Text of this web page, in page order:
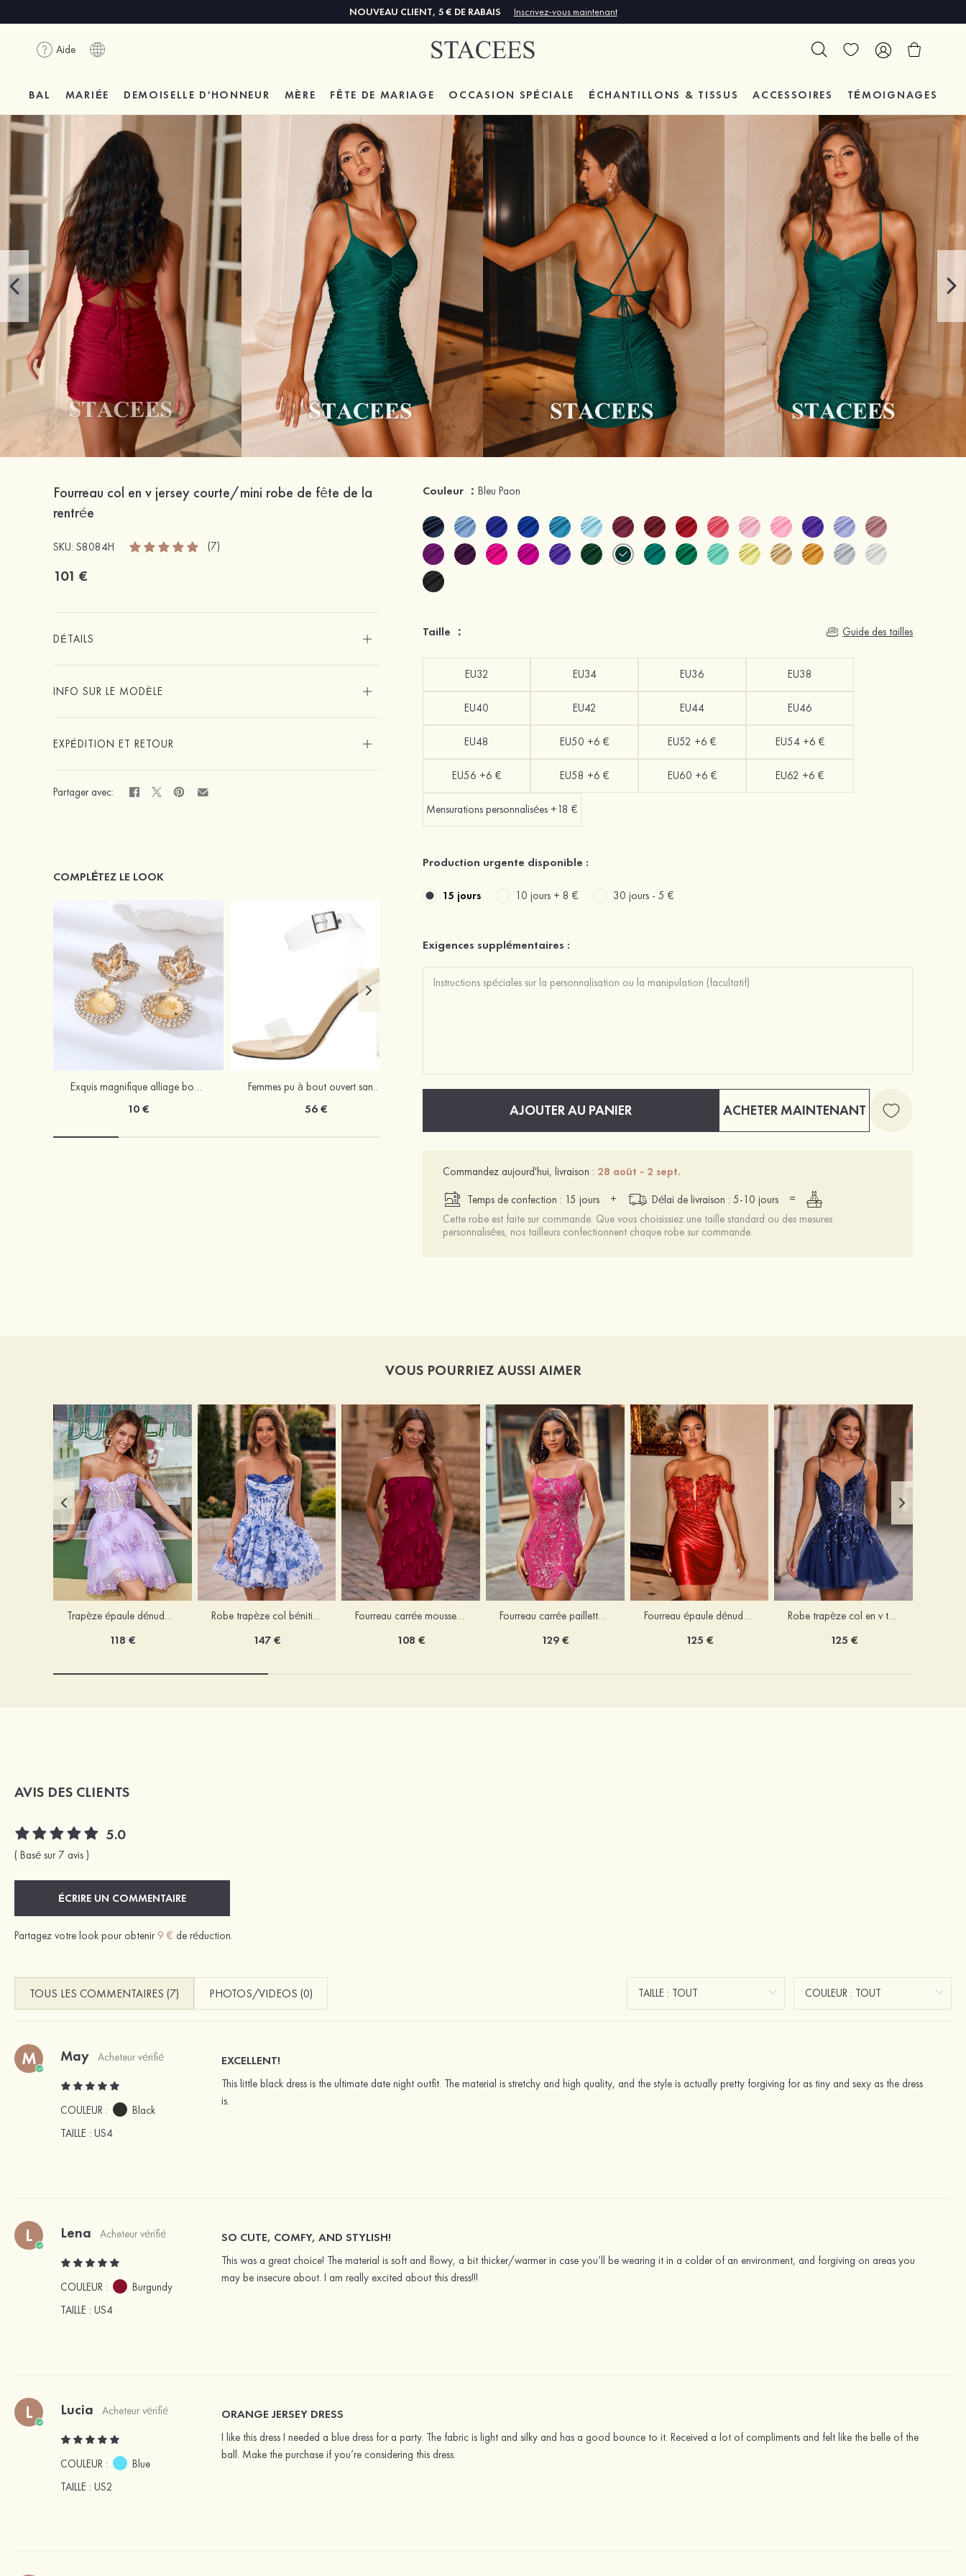
NOUVEAU CLIENT, 5 € DE RABAIS Inscrivez-vous maintenant
Aide
BAL MARIÉE DEMOISELLE D'HONNEUR MÈRE FÊTE DE MARIAGE OCCASION SPÉCIALE ÉCHANTILLONS & TISSUS ACCESSOIRES TÉMOIGNAGES
Fourreau col en v jersey courte/mini robe de fête de la
rentrée
SKU: S8084H (7)
101 €
DÉTAILS
INFO SUR LE MODÈLE
EXPÉDITION ET RETOUR
Partager avec:
COMPLÉTEZ LE LOOK
Exquis magnifique alliage boucles d'oreilles avec strass
10 €
Femmes pu à bout ouvert sandales escarpins talon bottier outdoor chaussure
56 €
Femmes pu talons peep toe sandales talon stiletto chaussures d'extérieur avec boucle Élégant unique argent s925 boucles d'oreilles avec perle
12 €
Couleur ：Bleu Paon
Taille ： Guide des tailles
EU32 EU34 EU36 EU38
EU40 EU42 EU44 EU46
EU48 EU50 +6 € EU52 +6 € EU54 +6 €
EU56 +6 € EU58 +6 € EU60 +6 € EU62 +6 €
Mensurations personnalisées +18 €
Production urgente disponible :
15 jours 10 jours + 8 € 30 jours -5 €
Exigences supplémentaires :
AJOUTER AU PANIER ACHETER MAINTENANT
Commandez aujourd'hui, livraison : 28 août - 2 sept.
Temps de confection : 15 jours
+ Délai de livraison : 5-10 jours
=
Cette robe est faite sur commande. Que vous choisissiez une taille standard ou des mesures
personnalisées, nos tailleurs confectionnent chaque robe sur commande.
VOUS POURRIEZ AUSSI AIMER
Trapèze épaule dénudée tulle courte/mini robe de fête de la rentrée avec paillettes
118 €
Robe trapèze col bénitier mousseline courte/mini robe de fête de la rentrée avec appliqué
147 €
Fourreau carrée mousseline courte/mini robe de fête de la rentré avec volants
108 €
Fourreau carrée paillettes courte/mini robe de fête de la rentrée
129 €
Fourreau épaule dénudée soie comme du satin courte/mini robe de fête de la rentrée
125 €
Robe trapèze col en v tulle courte/mini robe de fête de la rentrée avec poches paillettes
125 €
AVIS DES CLIENTS
5.0
( Basé sur 7 avis )
ÉCRIRE UN COMMENTAIRE
Partagez votre look pour obtenir 9 € de réduction.
TOUS LES COMMENTAIRES (7) PHOTOS/VIDEOS (0)
M May Acheteur vérifié
COULEUR :
Black
TAILLE : US4
EXCELLENT!
This little black dress is the ultimate date night outfit. The material is stretchy and high quality, and the style is actually pretty forgiving for as tiny and sexy as the dress
is.
L Lena Acheteur vérifié
COULEUR :
Burgundy
TAILLE : US4
SO CUTE, COMFY, AND STYLISH!
This was a great choice! The material is soft and flowy, a bit thicker/warmer in case you’ll be wearing it in a colder of an environment, and forgiving on areas you
may be insecure about. I am really excited about this dress!!!
L Lucia Acheteur vérifié
COULEUR :
Blue
TAILLE : US2
ORANGE JERSEY DRESS
I like this dress I needed a blue dress for a party. The fabric is light and silky and has a good bounce to it. Received a lot of compliments and felt like the belle of the
ball. Make the purchase if you’re considering this dress.